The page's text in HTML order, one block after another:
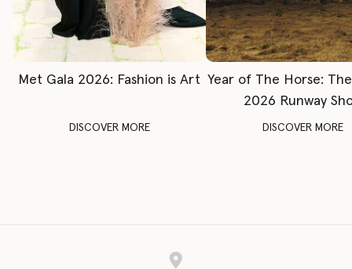
Met Gala 2026: Fashion is Art
DISCOVER MORE
Year of The Horse:
2026 Runway
DISCOVER MORE